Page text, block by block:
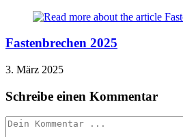
Fastenbrechen 2025
3. März 2025
Schreibe einen Kommentar
Kommentieren